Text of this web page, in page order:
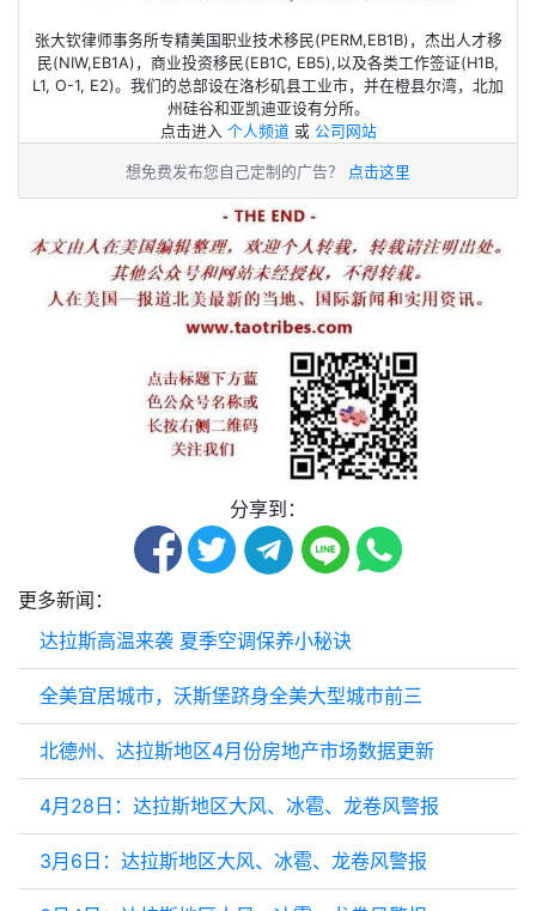
张大钦律师事务所专精美国职业技术移民(PERM,EB1B)，杰出人才移
民(NIW,EB1A)，商业投资移民(EB1C, EB5),以及各类工作签证(H1B,
L1, O-1, E2)。我们的总部设在洛杉矶县工业市，并在橙县尔湾，北加
州硅谷和亚凯迪亚设有分所。
点击进入 个人频道 或 公司网站
想免费发布您自己定制的广告？ 点击这里
分享到：
更多新闻：
达拉斯高温来袭 夏季空调保养小秘诀
全美宜居城市，沃斯堡跻身全美大型城市前三
北德州、达拉斯地区4月份房地产市场数据更新
4月28日：达拉斯地区大风、冰雹、龙卷风警报
3月6日：达拉斯地区大风、冰雹、龙卷风警报